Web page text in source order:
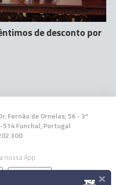
de desconto por
Fernão de Ornelas, 56 - 3º
514 Funchal, Portugal
300
nossa App
×